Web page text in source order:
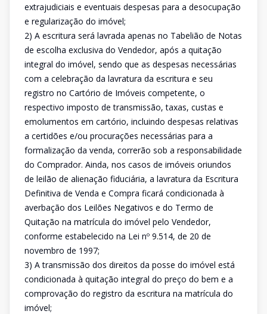
extrajudiciais e eventuais despesas para a desocupação
e regularização do imóvel;
2) A escritura será lavrada apenas no Tabelião de Notas
de escolha exclusiva do Vendedor, após a quitação
integral do imóvel, sendo que as despesas necessárias
com a celebração da lavratura da escritura e seu
registro no Cartório de Imóveis competente, o
respectivo imposto de transmissão, taxas, custas e
emolumentos em cartório, incluindo despesas relativas
a certidões e/ou procurações necessárias para a
formalização da venda, correrão sob a responsabilidade
do Comprador. Ainda, nos casos de imóveis oriundos
de leilão de alienação fiduciária, a lavratura da Escritura
Definitiva de Venda e Compra ficará condicionada à
averbação dos Leilões Negativos e do Termo de
Quitação na matrícula do imóvel pelo Vendedor,
conforme estabelecido na Lei nº 9.514, de 20 de
novembro de 1997;
3) A transmissão dos direitos da posse do imóvel está
condicionada à quitação integral do preço do bem e a
comprovação do registro da escritura na matrícula do
imóvel;